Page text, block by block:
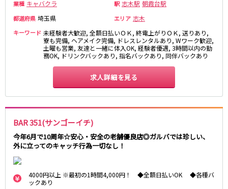
業種 キャバクラ 駅 志木駅 朝霞台駅
都道府県 埼玉県 エリア 志木
キーワード 未経験者大歓迎, 全額日払いＯＫ, 終電上がりＯＫ, 送りあり,
寮も完備, ヘアメイク完備, ドレスレンタルあり, Wワーク歓迎,
土曜も営業, 友達と一緒に体入OK, 経験者優遇, 3時間以内の勤
務OK, ドリンクバックあり, 指名バックあり, 同伴バックあり
求人詳細を見る
BAR 351(サンゴーイチ)
今年6月で10周年☆安心・安全の老舗優良店◎ガルバでは珍しい、
外に立ってのキャッチ行為一切なし！
4000円以上 ※最初の1時間4,000円！ ◆全額日払いOK ◆各種バ
ックあり
高田馬場駅
航空公園駅
新井薬師前駅
JR根岸線
大船駅
西武池袋線
池袋駅
ひばりヶ丘駅
東久留米駅
秋津駅
保谷駅
石神井公園駅